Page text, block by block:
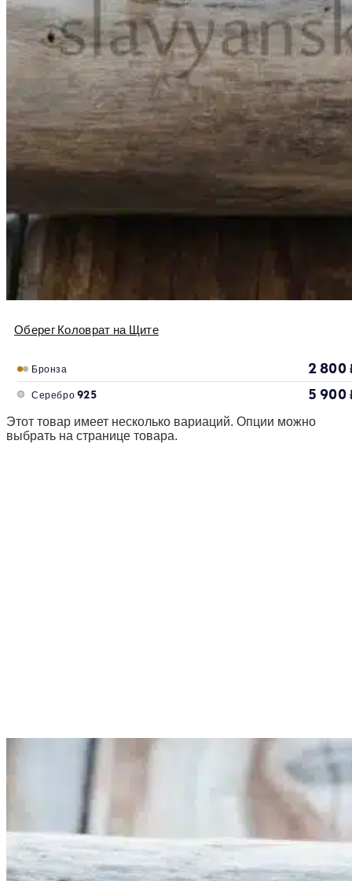
Оберег Коловрат на Щите
Бронза 2 800
Серебро 925 5 900
Этот товар имеет несколько вариаций. Опции можно
выбрать на странице товара.